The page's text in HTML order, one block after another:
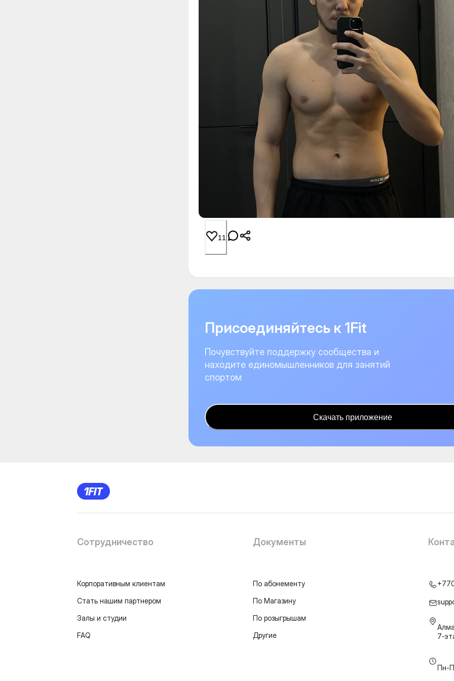
11
Присоединяйтесь к 1Fit
Почувствуйте поддержку сообщества и
находите единомышленников для занятий
спортом
Скачать приложение
Сотрудничество
Корпоративным клиентам
Стать нашим партнером
Залы и студии
FAQ
Документы
По абонементу
По Магазину
По розыгрышам
Другие
7-
Пн-